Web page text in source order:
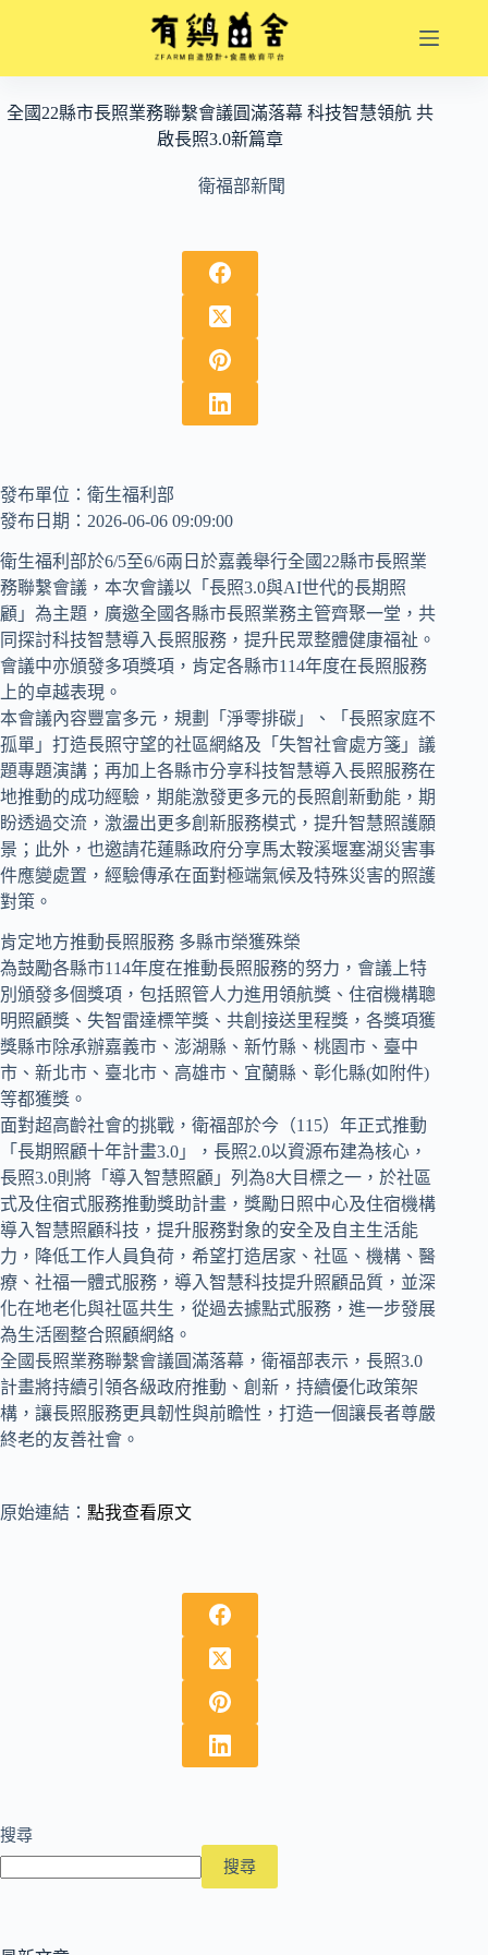
內全國22縣市長照業務聯繫會議圓滿落幕 科技智慧領航 共
啟長照3.0新篇章
衛福部新聞
發布單位：衛生福利部
發布日期：2026-06-06 09:09:00
衛生福利部於6/5至6/6兩日於嘉義舉行全國22縣市長照業
務聯繫會議，本次會議以「長照3.0與AI世代的長期照
顧」為主題，廣邀全國各縣市長照業務主管齊聚一堂，共
同探討科技智慧導入長照服務，提升民眾整體健康福祉。
會議中亦頒發多項獎項，肯定各縣市114年度在長照服務
上的卓越表現。
本會議內容豐富多元，規劃「淨零排碳」、「長照家庭不
孤單」打造長照守望的社區網絡及「失智社會處方箋」議
題專題演講；再加上各縣市分享科技智慧導入長照服務在
地推動的成功經驗，期能激發更多元的長照創新動能，期
盼透過交流，激盪出更多創新服務模式，提升智慧照護願
景；此外，也邀請花蓮縣政府分享馬太鞍溪堰塞湖災害事
件應變處置，經驗傳承在面對極端氣候及特殊災害的照護
對策。
肯定地方推動長照服務 多縣市榮獲殊榮
為鼓勵各縣市114年度在推動長照服務的努力，會議上特
別頒發多個獎項，包括照管人力進用領航獎、住宿機構聰
明照顧獎、失智雷達標竿獎、共創接送里程獎，各獎項獲
獎縣市除承辦嘉義市、澎湖縣、新竹縣、桃園市、臺中
市、新北市、臺北市、高雄市、宜蘭縣、彰化縣(如附件)
等都獲獎。
面對超高齡社會的挑戰，衛福部於今（115）年正式推動
「長期照顧十年計畫3.0」，長照2.0以資源布建為核心，
長照3.0則將「導入智慧照顧」列為8大目標之一，於社區
式及住宿式服務推動獎助計畫，獎勵日照中心及住宿機構
導入智慧照顧科技，提升服務對象的安全及自主生活能
力，降低工作人員負荷，希望打造居家、社區、機構、醫
療、社福一體式服務，導入智慧科技提升照顧品質，並深
化在地老化與社區共生，從過去據點式服務，進一步發展
為生活圈整合照顧網絡。
全國長照業務聯繫會議圓滿落幕，衛福部表示，長照3.0
計畫將持續引領各級政府推動、創新，持續優化政策架
構，讓長照服務更具韌性與前瞻性，打造一個讓長者尊嚴
終老的友善社會。
原始連結： 點我查看原文
搜尋
搜尋